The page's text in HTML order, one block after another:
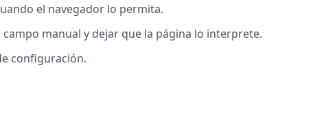
el navegador lo permita.
manual y dejar que la página lo interprete.
configuración.